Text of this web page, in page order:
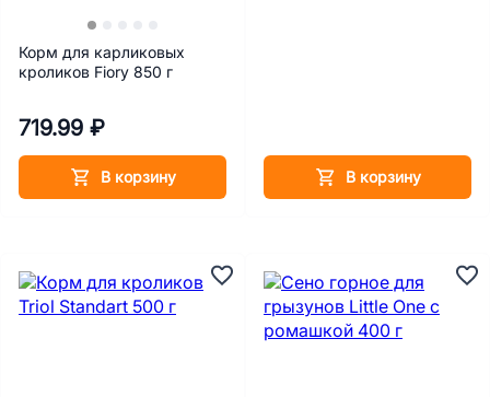
Корм для карликовых
кроликов Fiory 850 г
719.99 ₽
В корзину В корзину